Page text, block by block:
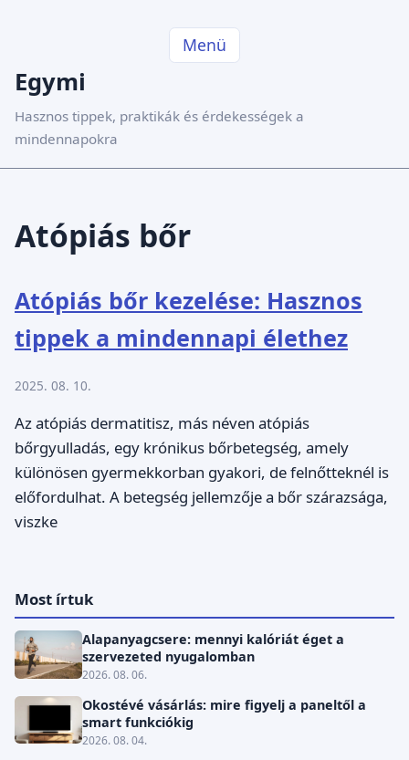
Menü
Egymi
Hasznos tippek, praktikák és érdekességek a
mindennapokra
Atópiás bőr
Atópiás bőr kezelése: Hasznos
tippek a mindennapi élethez
2025. 08. 10.
Az atópiás dermatitisz, más néven atópiás
bőrgyulladás, egy krónikus bőrbetegség, amely
különösen gyermekkorban gyakori, de felnőtteknél is
előfordulhat. A betegség jellemzője a bőr szárazsága,
viszke
Most írtuk
Alapanyagcsere: mennyi kalóriát éget a
szervezeted nyugalomban
2026. 08. 06.
Okostévé vásárlás: mire figyelj a paneltől a
smart funkciókig
2026. 08. 04.